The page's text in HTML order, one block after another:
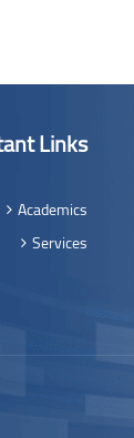
Links
Academics
Services